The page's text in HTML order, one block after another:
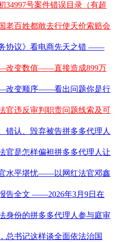
34997号案件错误目录（有超
老百姓都敢去行使天价索赔会
协议》看电商先天之错 ——
改变数值——直接造成899万
改变顺序——看出问题你是行
官违反审判职责问题线索及可
错认、毁弃被告拼多多代理人
官是怎样偏袒拼多多代理人让
官水平堪忧——以网红法官邓鑫
告全文 ——2026年3月9日在
身份的拼多多代理人参与庭审
总书记这样谈全面依法治国